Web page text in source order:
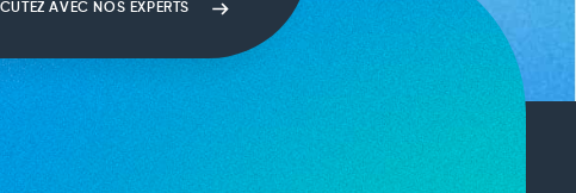
AVEC NOS EXPERTS